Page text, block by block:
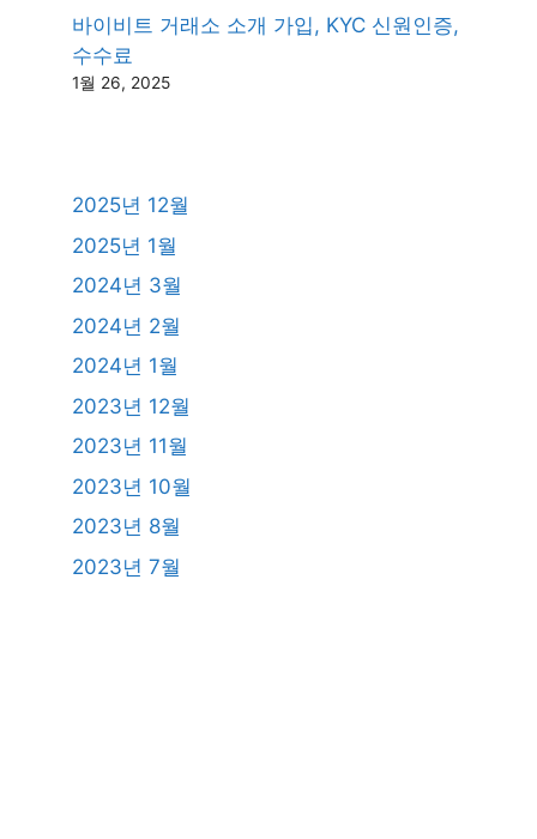
바이비트 거래소 소개 가입, KYC 신원인증,
수수료
1월 26, 2025
2025년 12월
2025년 1월
2024년 3월
2024년 2월
2024년 1월
2023년 12월
2023년 11월
2023년 10월
2023년 8월
2023년 7월